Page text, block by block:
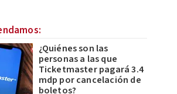
¿Quiénes son las
personas a las que
Ticketmaster pagará 3.4
mdp por cancelación de
boletos?